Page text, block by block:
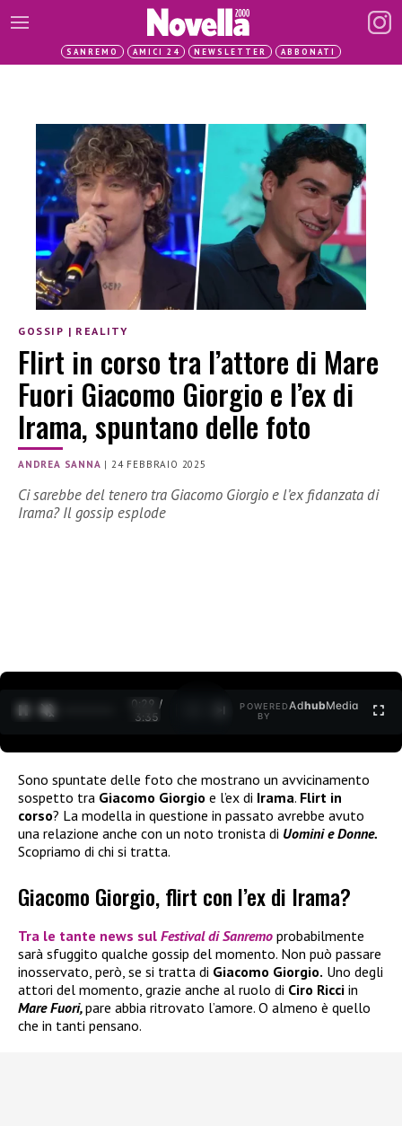
SANREMO AMICI 24 NEWSLETTER ABBONATI
GOSSIP | REALITY
Flirt in corso tra l’attore di Mare
Fuori Giacomo Giorgio e l’ex di
Irama, spuntano delle foto
ANDREA SANNA |24 FEBBRAIO 2025
Ci sarebbe del tenero tra Giacomo Giorgio e l’ex fidanzata di
Irama? Il gossip esplode
0:30 /
3:35
POWERED
BY
AdhubMedia
Sono spuntate delle foto che mostrano un avvicinamento
sospetto tra Giacomo Giorgio e l’ex di Irama. Flirt in
corso? La modella in questione in passato avrebbe avuto
una relazione anche con un noto tronista di Uomini e Donne.
Scopriamo di chi si tratta.
Giacomo Giorgio, flirt con l’ex di Irama?
Tra le tante news sul Festival di Sanremo probabilmente
sarà sfuggito qualche gossip del momento. Non può passare
inosservato, però, se si tratta di Giacomo Giorgio. Uno degli
attori del momento, grazie anche al ruolo di Ciro Ricci in
Mare Fuori,pare abbia ritrovato l’amore. O almeno è quello
che in tanti pensano.